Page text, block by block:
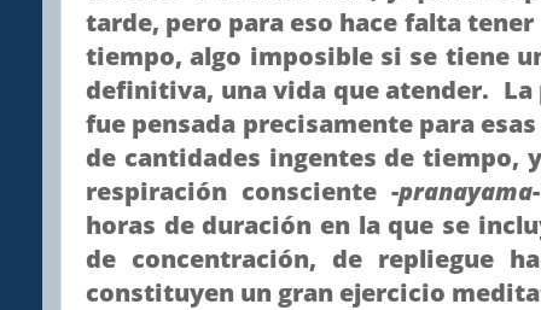
tarde, pero para eso hace falta
tiempo, algo imposible si se tiene
definitiva, una vida que atender. La
fue pensada precisamente para
de cantidades ingentes de tiempo,
respiración consciente -pranayama
horas de duración en la que se
de concentración, de repliegue
constituyen un gran ejercicio